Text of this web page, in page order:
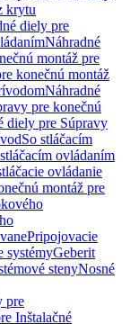
krytu
diely pre
Náhradné
montáž pre
konečnú montáž
Náhradné
pre konečnú
diely pre Súpravy
So stláčacím
ovládaním
ovládanie
montáž pre
Pripojovacie
systémyGeberit
stenyNosné
pre
Inštalačné